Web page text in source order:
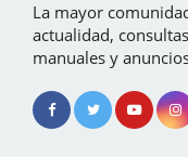
La mayor
actualidad,
manuales y